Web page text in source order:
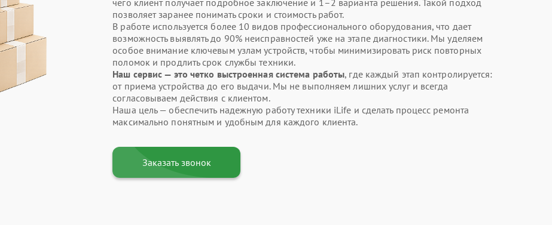
чего клиент получает подробное заключение и 1–2 варианта решения. Такой подход
позволяет заранее понимать сроки и стоимость работ.
В работе используется более 10 видов профессионального оборудования, что дает
возможность выявлять до 90% неисправностей уже на этапе диагностики. Мы уделяем
особое внимание ключевым узлам устройств, чтобы минимизировать риск повторных
поломок и продлить срок службы техники.
Наш сервис — это четко выстроенная система работы, где каждый этап контролируется:
от приема устройства до его выдачи. Мы не выполняем лишних услуг и всегда
согласовываем действия с клиентом.
Наша цель — обеспечить надежную работу техники iLife и сделать процесс ремонта
максимально понятным и удобным для каждого клиента.
Заказать звонок